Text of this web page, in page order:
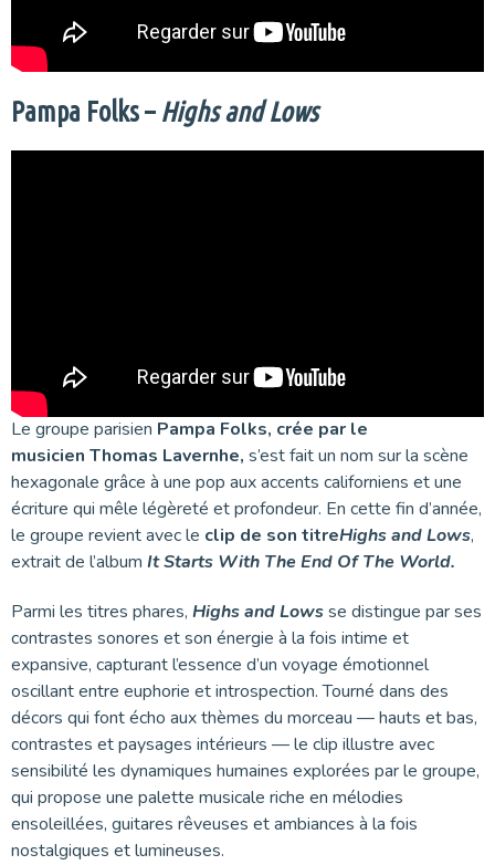
Pampa Folks – Highs and Lows
Le groupe parisien Pampa Folks, crée par le
musicien Thomas Lavernhe, s’est fait un nom sur la scène
hexagonale grâce à une pop aux accents californiens et une
écriture qui mêle légèreté et profondeur. En cette fin d’année,
le groupe revient avec le clip de son titreHighs and Lows,
extrait de l’album It Starts With The End Of The World.
Parmi les titres phares, Highs and Lowsse distingue par ses
contrastes sonores et son énergie à la fois intime et
expansive, capturant l’essence d’un voyage émotionnel
oscillant entre euphorie et introspection. Tourné dans des
décors qui font écho aux thèmes du morceau — hauts et bas,
contrastes et paysages intérieurs — le clip illustre avec
sensibilité les dynamiques humaines explorées par le groupe,
qui propose une palette musicale riche en mélodies
ensoleillées, guitares rêveuses et ambiances à la fois
nostalgiques et lumineuses.